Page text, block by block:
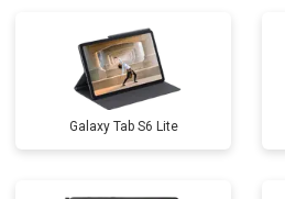
Galaxy Tab S6 Lite